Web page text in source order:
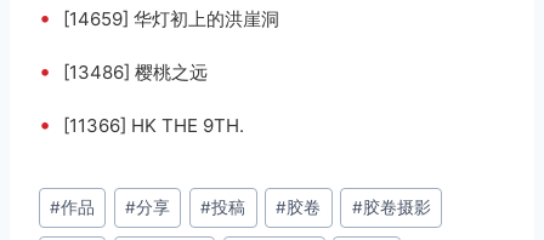
• [14659] 华灯初上的洪崖洞
• [13486] 樱桃之远
• [11366] HK THE 9TH.
文
章
#作品 #分享 #投稿 #胶卷 #胶卷摄影